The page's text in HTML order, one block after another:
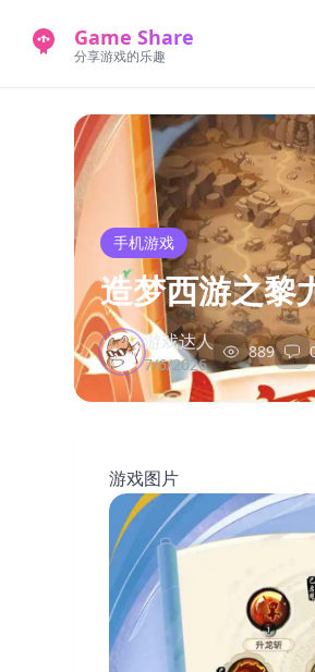
Game Share
分享游戏的乐趣
手机游戏
造梦西游之黎
游戏达人
7/6/2026
889
游戏图片